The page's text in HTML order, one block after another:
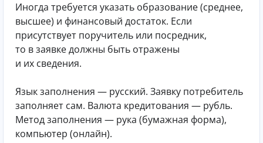
Иногда требуется указать образование (среднее,
высшее) и финансовый достаток. Если
присутствует поручитель или посредник,
то в заявке должны быть отражены
и их сведения.
Язык заполнения — русский. Заявку потребитель
заполняет сам. Валюта кредитования — рубль.
Метод заполнения — рука (бумажная форма),
компьютер (онлайн).